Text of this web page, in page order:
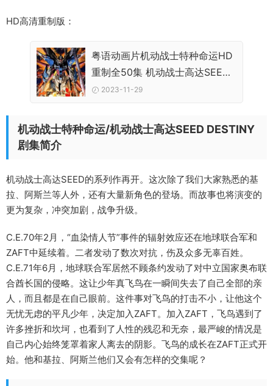
HD高清重制版：
粤语动画片机动战士特种命运HD
重制全50集 机动战士高达SEED
DESTINYHD重制粤语版
2023-11-29
机动战士特种命运/机动战士高达SEED DESTINY
剧集简介
机动战士高达SEED的系列作再开。这次除了我们大家熟悉的基
拉、阿斯兰等人外，还有大量新角色的登场。而故事也将演变的
更为复杂，冲突加剧，战争升级。
C.E.70年2月，“血染情人节”事件的辐射效应还在地球联合军和
ZAFT中延续着。二者发动了数次对抗，伤及众多无辜百姓。
C.E.71年6月，地球联合军居然不顾条约发动了对中立国家奥布联
合酋长国的侵略。这让少年真飞鸟在一瞬间失去了自己全部的亲
人，而且都是在自己眼前。这件事对飞鸟的打击不小，让他这个
无忧无虑的平凡少年，决定加入ZAFT。加入ZAFT，飞鸟遇到了
许多挫折和坎坷，也看到了人性的残忍和无奈，最严峻的情况是
自己内心始终笼罩着家人离去的阴影。飞鸟的成长在ZAFT正式开
始。他和基拉、阿斯兰他们又会有怎样的交集呢？